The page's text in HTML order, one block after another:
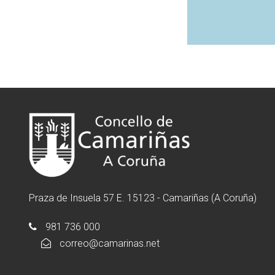
Praza de Insuela 57 E. 15123 - Camariñas (A Coruña)
981 736 000
correo@camarinas.net